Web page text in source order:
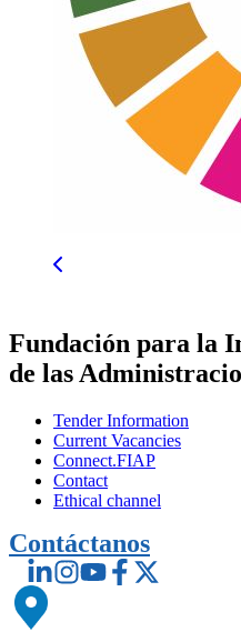
Fundación para la
de las
Tender Information
Current Vacancies
Connect.FIAP
Contact
Ethical channel
Contáctanos